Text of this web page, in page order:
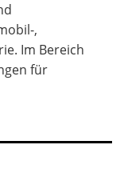
,
Im Bereich
für